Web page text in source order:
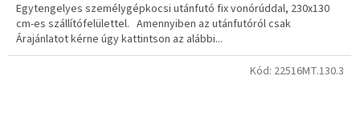
Egytengelyes személygépkocsi utánfutó fix vonórúddal, 230x130
cm-es szállítófelülettel. Amennyiben az utánfutóról csak
Árajánlatot kérne úgy kattintson az alábbi...
Kód: 22516MT.130.3